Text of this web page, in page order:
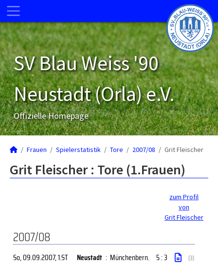
SV Blau Weiss '90
Neustadt (Orla) e.V.
Offizielle Homepage
Frauen Spielerstatistik Tore 2007/08 Grit Fleischer
Grit Fleischer : Tore (1.Frauen)
zum Profil
von
Grit Fleischer
2007/08
So, 09.09.2007, 1.ST Neustadt : Münchenbern. 5 : 3 (3)